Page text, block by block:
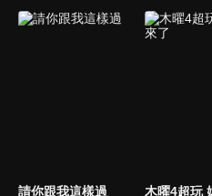
請你跟我這樣過